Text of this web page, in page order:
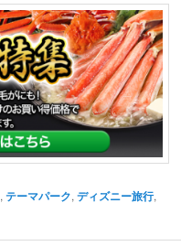
,テーマパーク,ディズニー旅行,